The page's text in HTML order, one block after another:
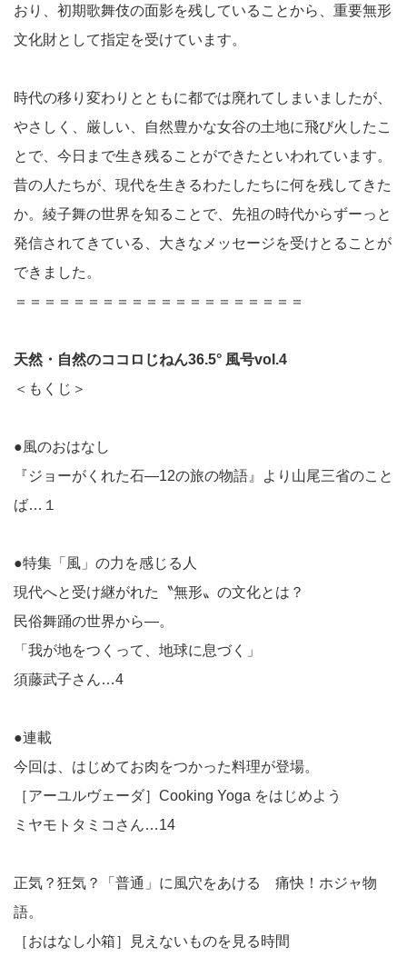
おり、初期歌舞伎の面影を残していることから、重要無形
文化財として指定を受けています。
時代の移り変わりとともに都では廃れてしまいましたが、
やさしく
、厳しい、自然豊かな女谷の土地に飛び火したこ
とで、今日まで生き残ることができたといわれています。
昔の人たちが、現代を生きるわたしたちに何を残してきた
か。綾子舞の世界を知ることで、先祖の時代からずーっと
発信されてきている、大きなメッセージを受けとることが
できました。
＝＝＝＝＝＝＝＝＝＝＝＝＝＝＝＝＝＝＝＝
天然・自然のココロじねん36.5° 風号vol.4
＜もくじ＞
●風のおはなし
『ジョーがくれた石—12の旅の物語』より山尾三省のこと
ば…１
●特集「風」の力を感じる人
現代へと受け継がれた〝無形〟の文化とは？
民俗舞踊の世界から—。
「我が地をつくって、地球に息づく」
須藤武子さん…4
●連載
今回は、はじめてお肉をつかった料理が登場。
［アーユルヴェーダ］Cooking Yoga をはじめよう
ミヤモトタミコさん…14
正気？狂気？「普通」に風穴をあける 痛快！ホジャ物
語。
［おはなし小箱］見えないものを見る時間